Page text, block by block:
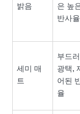
밝음
은 높
반사율
세미 매
트
부드
광택,
어된
율